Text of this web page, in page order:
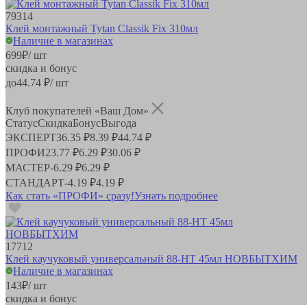
79314
Клей монтажный Tytan Сlassik Fix 310мл
Наличие в магазинах
699₽/ шт
скидка и бонус
до44.74 ₽/ шт
Клуб покупателей «Ваш Дом»
СтатусСкидкаБонусВыгода
ЭКСПЕРТ36.35 ₽8.39 ₽44.74 ₽
ПРОФИ23.77 ₽6.29 ₽30.06 ₽
МАСТЕР-6.29 ₽6.29 ₽
СТАНДАРТ-4.19 ₽4.19 ₽
Как стать «ПРОФИ» сразу!Узнать подробнее
17712
Клей каучуковый универсальный 88-НТ 45мл НОВБЫТХИМ
Наличие в магазинах
143₽/ шт
скидка и бонус